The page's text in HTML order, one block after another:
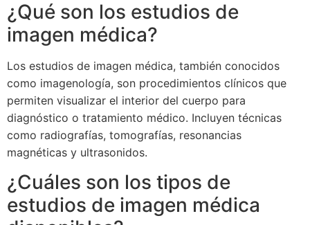
¿Qué son los estudios de
imagen médica?
Los estudios de imagen médica, también conocidos
como imagenología, son procedimientos clínicos que
permiten visualizar el interior del cuerpo para
diagnóstico o tratamiento médico. Incluyen técnicas
como radiografías, tomografías, resonancias
magnéticas y ultrasonidos.
¿Cuáles son los tipos de
estudios de imagen médica